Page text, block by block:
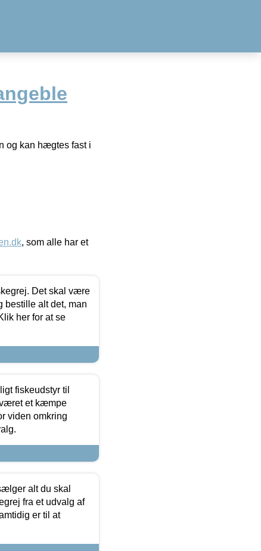
og kan hægtes fast i
, som alle har et
Det skal være
bestille alt det, man
her for at se
fiskeudstyr til
et kæmpe
viden omkring
alt du skal
fra et udvalg af
er til at